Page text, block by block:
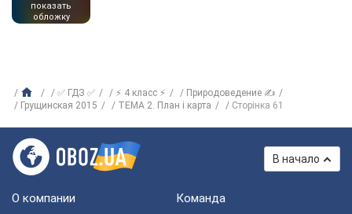
показать
обложку
✅ ГДЗ ✅ ⚡ 4 класс ⚡
Природоведение ✍
Грущинская 2015
ТЕМА 2. План і карта Сторінка 61
В начало
О компании Команда